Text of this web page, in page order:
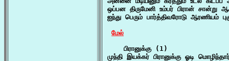
ஒப்பன திருமேனி உம்பர் பிரான் சான்று
ஐந்து பெரும் பார்த்திவரோடு ஆரணியம்
மேல்
    பிரானுக்கு (1)
முந்தி இயக்கர் பிரானுக்கு ஓடி